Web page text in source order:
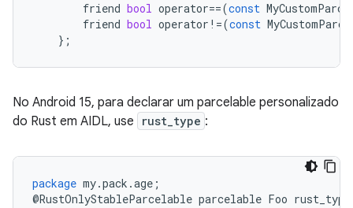
friend bool operator==(const
friend bool operator !=(const
};
No Android 15, para declarar um parcelable personalizado
do Rust em AIDL, use
rust_type :
package my.pack .age ;
@RustOnlyStableParcelable parcelable Foo rust_type